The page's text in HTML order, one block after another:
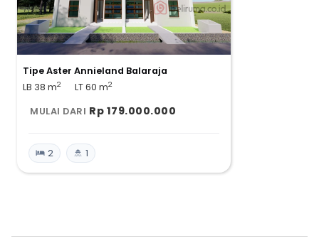
Tipe Aster Annieland Balaraja
LB 38 m2 LT 60 m2
MULAI DARI Rp 179.000.000
2 1